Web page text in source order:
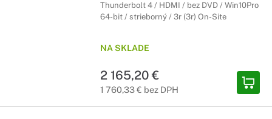
Thunderbolt 4 / HDMI / bez DVD / Win10Pro
64-bit / strieborný / 3r (3r) On-Site
NA SKLADE
2 165,20 €
1 760,33 € bez DPH